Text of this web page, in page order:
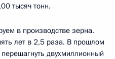
тысяч тонн.
в производстве зерна.
лет в 2,5 раза. В прошлом
двухмиллионный